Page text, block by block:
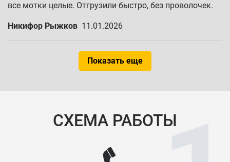
все мотки целые. Отгрузили быстро, без проволочек.
Никифор Рыжков 11.01.2026
Показать еще
СХЕМА РАБОТЫ